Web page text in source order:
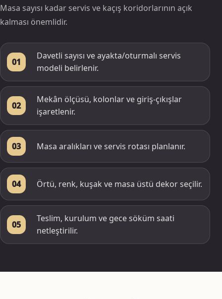
Masa sayısı kadar servis ve kaçış koridorlarının açık
kalması önemlidir.
01
Davetli sayısı ve ayakta/oturmalı servis
modeli belirlenir.
02
Mekân ölçüsü, kolonlar ve giriş-çıkışlar
işaretlenir.
03 Masa aralıkları ve servis rotası planlanır.
04 Örtü, renk, kuşak ve masa üstü dekor seçilir.
05
Teslim, kurulum ve gece söküm saati
netleştirilir.